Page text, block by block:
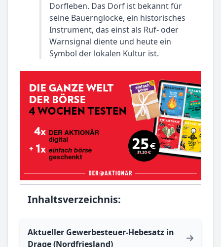
Dorfleben. Das Dorf ist bekannt für
seine Bauernglocke, ein historisches
Instrument, das einst als Ruf- oder
Warnsignal diente und heute ein
Symbol der lokalen Kultur ist.
Inhaltsverzeichnis:
Aktueller Gewerbesteuer-Hebesatz in
Drage (Nordfriesland)